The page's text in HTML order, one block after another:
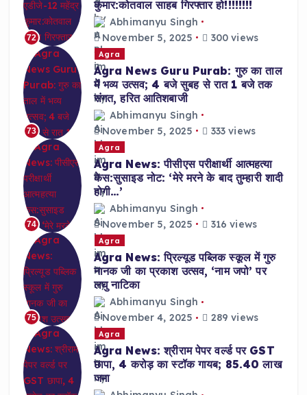
72
कुमार:कोतवाल साहब गिरफ्तार हो!!!!!!!!
Abhimanyu Singh
November 5, 2025
300 views
73
Agra
Agra News Guru Purab: गुरु का ताल
में भव्य उत्सव; 4 बजे सुबह से रात 1 बजे तक
संगत, हरित आतिशबाजी
Abhimanyu Singh
November 5, 2025
333 views
74
Agra
Agra News: पीसीएस परीक्षार्थी आत्महत्या
केस:सुसाइड नोट: ‘मेरे मरने के बाद तुम्हारी शादी
होगी…’
Abhimanyu Singh
November 5, 2025
316 views
75
Agra
Agra News: प्रिल्यूड पब्लिक स्कूल में गुरु
नानक जी का प्रकाश उत्सव, ‘नाम जपो’ पर
लघु नाटिका
Abhimanyu Singh
November 4, 2025
289 views
Agra
Agra News: श्रीराम पेपर वर्ल्ड पर GST
छापा, 4 करोड़ का स्टॉक गायब; 85.40 लाख
जमा